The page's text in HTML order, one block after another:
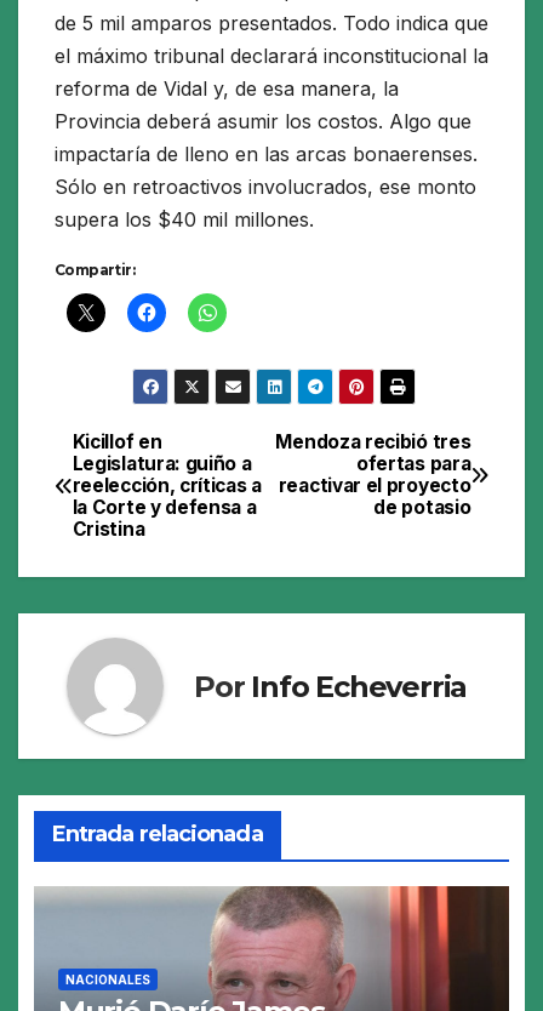
de 5 mil amparos presentados. Todo indica que
el máximo tribunal declarará inconstitucional la
reforma de Vidal y, de esa manera, la
Provincia deberá asumir los costos. Algo que
impactaría de lleno en las arcas bonaerenses.
Sólo en retroactivos involucrados, ese monto
supera los $40 mil millones.
Compartir:
Navegación
de
Mendoza recibió tres
ofertas para
reactivar el proyecto
de potasio
Kicillof en
Legislatura: guiño a
reelección, críticas a
la Corte y defensa a
Cristina
Por Info Echeverria
Entrada relacionada
NACIONALES